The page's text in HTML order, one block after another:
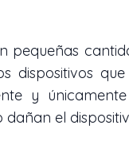
pequeñas
dispositivos
y
el